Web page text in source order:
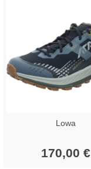
Lowa
170,00 €